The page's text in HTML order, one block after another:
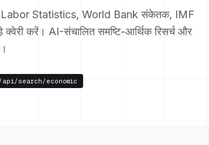
Statistics, World Bank संकेतक, IMF
करें। AI-संचालित समष्टि-आर्थिक रिसर्च और
/api/search/economic